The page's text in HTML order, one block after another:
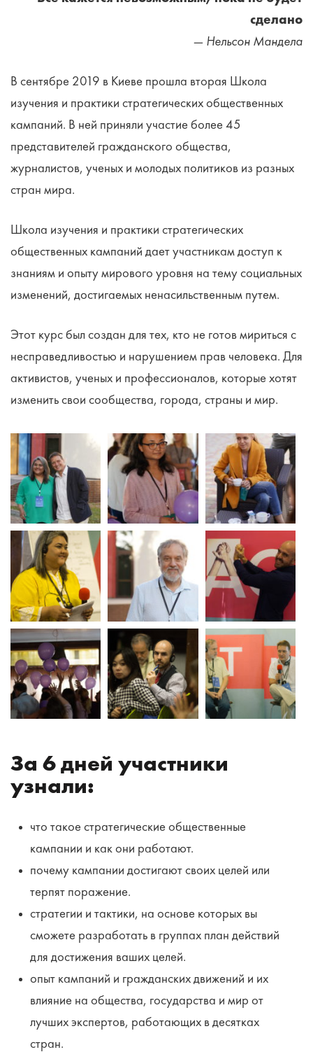
сделано
— Нельсон Мандела
В сентябре 2019 в Киеве прошла вторая Школа
изучения и практики стратегических общественных
кампаний. В ней приняли участие более 45
представителей гражданского общества,
журналистов, ученых и молодых политиков из разных
стран мира.
Школа изучения и практики стратегических
общественных кампаний дает участникам доступ к
знаниям и опыту мирового уровня на тему социальных
изменений, достигаемых ненасильственным путем.
Этот курс был создан для тех, кто не готов мириться с
несправедливостью и нарушением прав человека. Для
активистов, ученых и профессионалов, которые хотят
изменить свои сообщества, города, страны и мир.
За 6 дней участники
узнали:
что такое стратегические общественные
кампании и как они работают.
почему кампании достигают своих целей или
терпят поражение.
стратегии и тактики, на основе которых вы
сможете разработать в группах план действий
для достижения ваших целей.
опыт кампаний и гражданских движений и их
влияние на общества, государства и мир от
лучших экспертов, работающих в десятках
стран.